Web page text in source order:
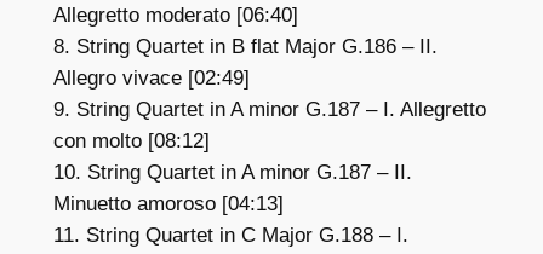
Allegretto moderato [06:40]
8. String Quartet in B flat Major G.186 – II.
Allegro vivace [02:49]
9. String Quartet in A minor G.187 – I. Allegretto
con molto [08:12]
10. String Quartet in A minor G.187 – II.
Minuetto amoroso [04:13]
11. String Quartet in C Major G.188 – I.